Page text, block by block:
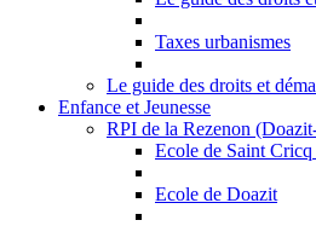
Taxes urbanismes
Le guide des droits et
Enfance et Jeunesse
RPI de la Rezenon
Ecole de Saint Cricq
Ecole de Doazit